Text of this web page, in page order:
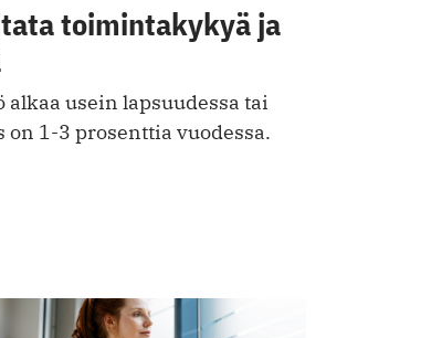
toimintakykyä ja
usein lapsuudessa tai
1-3 prosenttia vuodessa.